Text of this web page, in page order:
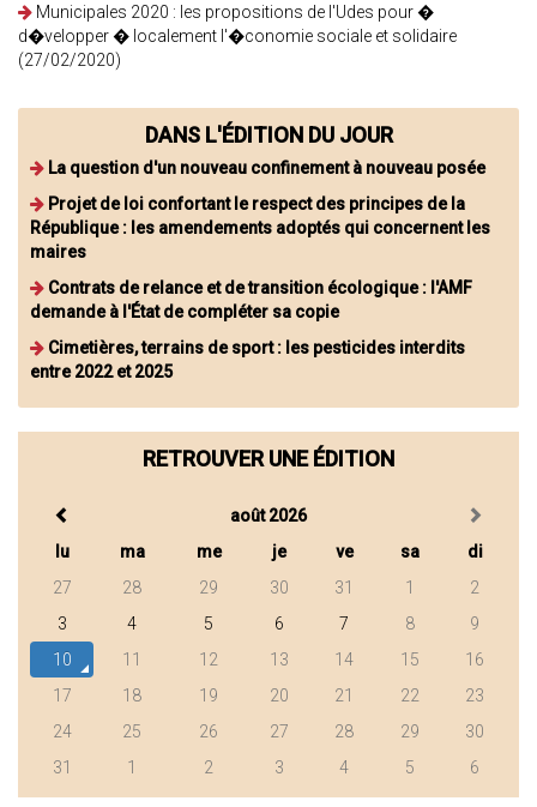
Municipales 2020 : les propositions de l'Udes pour �
d�velopper � localement l'�conomie sociale et solidaire
(27/02/2020)
DANS L'ÉDITION DU JOUR
La question d'un nouveau confinement à nouveau posée
Projet de loi confortant le respect des principes de la
République : les amendements adoptés qui concernent les
maires
Contrats de relance et de transition écologique : l'AMF
demande à l'État de compléter sa copie
Cimetières, terrains de sport : les pesticides interdits
entre 2022 et 2025
RETROUVER UNE ÉDITION
août 2026
lu
ma me je ve sa
di
27
28 29 30 31 1
2
3
4 5 6 7 8
9
10
11 12 13 14 15
16
17
18 19 20 21 22
23
24
25 26 27 28 29
30
31
1 2 3 4 5 6